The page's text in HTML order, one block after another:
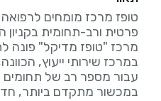
טופז מרכז מומחים
במרכז שירותי ייעוץ,
עבור מספר רב של תחומים
במכשור מתקדם ביותר,